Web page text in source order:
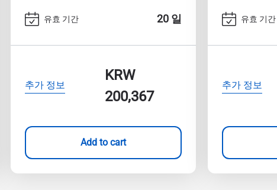
유효 기간 20 일
추가 정보
KRW
200,367
Add to cart
유효 기간
추가 정보